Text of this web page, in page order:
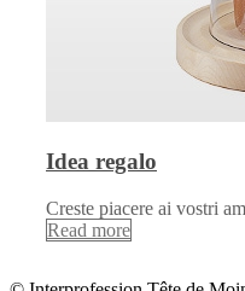
Idea regalo
Creste piacere ai vostri
Read more